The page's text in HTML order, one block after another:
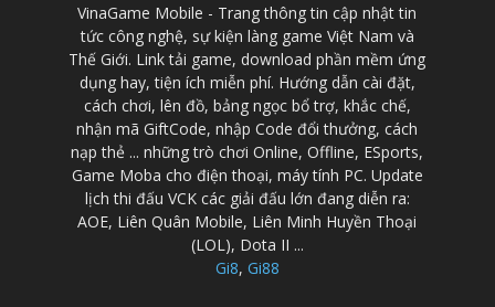
VinaGame Mobile - Trang thông tin cập nhật tin
tức công nghệ, sự kiện làng game Việt Nam và
Thế Giới. Link tải game, download phần mềm ứng
dụng hay, tiện ích miễn phí. Hướng dẫn cài đặt,
cách chơi, lên đồ, bảng ngọc bổ trợ, khắc chế,
nhận mã GiftCode, nhập Code đổi thưởng, cách
nạp thẻ ... những trò chơi Online, Offline, ESports,
Game Moba cho điện thoại, máy tính PC. Update
lịch thi đấu VCK các giải đấu lớn đang diễn ra:
AOE, Liên Quân Mobile, Liên Minh Huyền Thoại
(LOL), Dota II ...
Gi8, Gi88